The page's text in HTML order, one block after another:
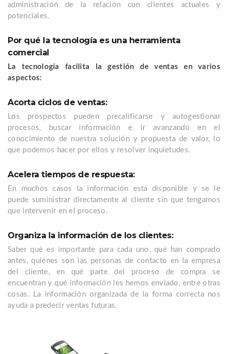
administración de la relación con clientes actuales y
potenciales.
Por qué la tecnología es una herramienta
comercial
La tecnología facilita la gestión de ventas en varios
aspectos:
Acorta ciclos de ventas:
Los prospectos pueden precalificarse y autogestionar
procesos, buscar información e ir avanzando en el
conocimiento de nuestra solución y propuesta de valor, lo
que podemos hacer por ellos y resolver inquietudes.
Acelera tiempos de respuesta:
En muchos casos la información está disponible y se le
puede suministrar directamente al cliente sin que tengamos
que intervenir en el proceso.
Organiza la información de los clientes:
Saber qué es importante para cada uno, qué han comprado
antes, quiénes son las personas de contacto en la empresa
del cliente, en qué parte del proceso de compra se
encuentran y qué información les hemos enviado, entre otras
cosas. La información organizada de la forma correcta nos
ayuda a predecir ventas futuras.